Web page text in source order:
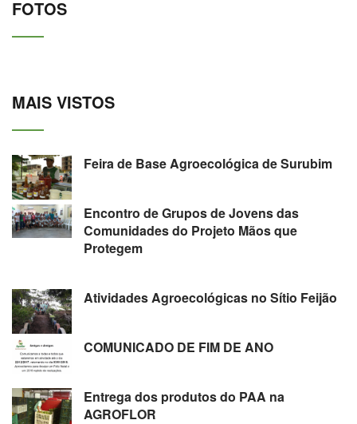
FOTOS
MAIS VISTOS
Feira de Base Agroecológica de Surubim
Encontro de Grupos de Jovens das
Comunidades do Projeto Mãos que
Protegem
Atividades Agroecológicas no Sítio Feijão
COMUNICADO DE FIM DE ANO
Entrega dos produtos do PAA na
AGROFLOR